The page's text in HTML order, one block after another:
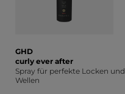
GHD
curly ever after
Spray für perfekte Locken und
Wellen